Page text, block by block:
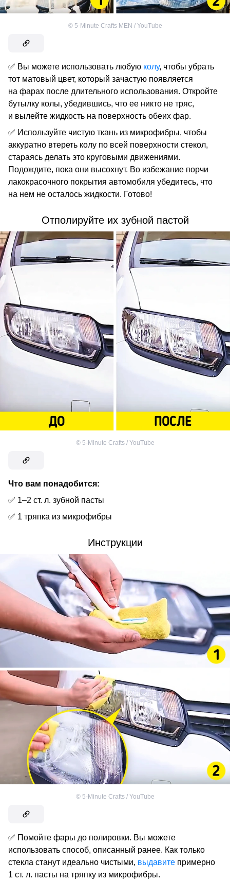
© 5-Minute Crafts MEN / YouTube
✅ Вы можете использовать любую колу, чтобы убрать
тот матовый цвет, который зачастую появляется
на фарах после длительного использования. Откройте
бутылку колы, убедившись, что ее никто не тряс,
и вылейте жидкость на поверхность обеих фар.
✅ Используйте чистую ткань из микрофибры, чтобы
аккуратно втереть колу по всей поверхности стекол,
стараясь делать это круговыми движениями.
Подождите, пока они высохнут. Во избежание порчи
лакокрасочного покрытия автомобиля убедитесь, что
на нем не осталось жидкости. Готово!
Отполируйте их зубной пастой
© 5-Minute Crafts / YouTube
Что вам понадобится:
✅ 1–2 ст. л. зубной пасты
✅ 1 тряпка из микрофибры
Инструкции
© 5-Minute Crafts / YouTube
✅ Помойте фары до полировки. Вы можете
использовать способ, описанный ранее. Как только
стекла станут идеально чистыми, выдавите примерно
1 ст. л. пасты на тряпку из микрофибры.